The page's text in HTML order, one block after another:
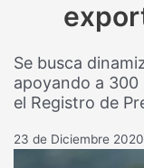
Se busca
apoyando a
el Registro de
23 de Diciembre 2020